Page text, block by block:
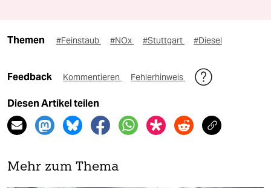
Themen #Feinstaub #NOx #Stuttgart #Diesel
Feedback Kommentieren Fehlerhinweis
Diesen Artikel teilen
Mehr zum Thema